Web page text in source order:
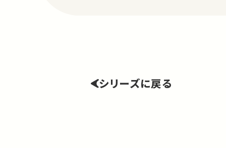
シリーズに戻る